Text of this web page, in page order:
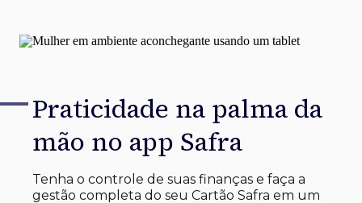
Praticidade na palma da
mão no app Safra
Tenha o controle de suas finanças e faça a
gestão completa do seu Cartão Safra em um